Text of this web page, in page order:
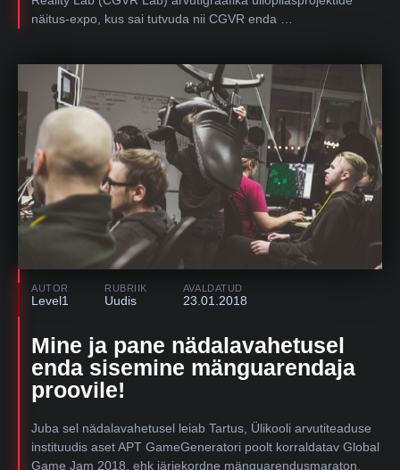
näitus-expo, kus sai tutvuda nii CGVR enda …
AUTOR
Level1
RUBRIIK
Uudis
AVALDATUD
23.01.2018
Mine ja pane nädalavahetusel
enda sisemine mänguarendaja
proovile!
Juba sel nädalavahetusel leiab Tartus, Ülikooli arvutiteaduse
instituudis aset APT GameGeneratori poolt korraldatav Global
Game Jam 2018, ehk järjekordne mänguarendusmaraton,